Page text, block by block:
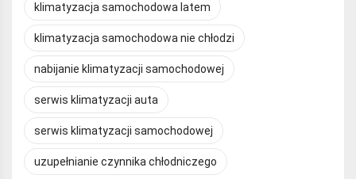
klimatyzacja samochodowa latem
klimatyzacja samochodowa nie chłodzi
nabijanie klimatyzacji samochodowej
serwis klimatyzacji auta
serwis klimatyzacji samochodowej
uzupełnianie czynnika chłodniczego